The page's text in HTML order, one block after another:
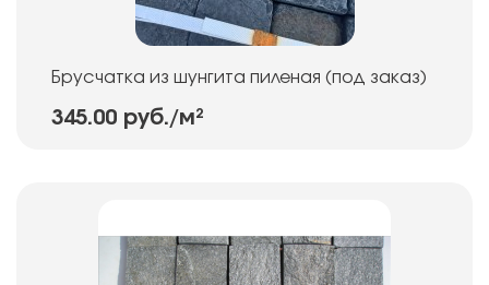
Брусчатка из шунгита пиленая (под заказ)
345.00 руб./м²